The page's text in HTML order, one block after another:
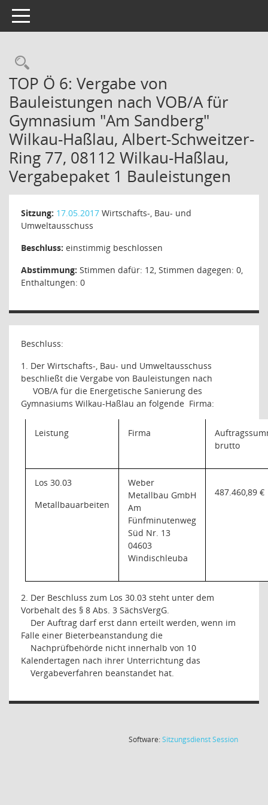
Toggle navigation
TOP Ö 6: Vergabe von
Bauleistungen nach VOB/A für
Gymnasium "Am Sandberg"
Wilkau-Haßlau, Albert-Schweitzer-
Ring 77, 08112 Wilkau-Haßlau,
Vergabepaket 1 Bauleistungen
Sitzung: 17.05.2017 Wirtschafts-, Bau- und
Umweltausschuss
Beschluss: einstimmig beschlossen
Abstimmung: Stimmen dafür: 12, Stimmen dagegen: 0,
Enthaltungen: 0
Beschluss:
1. Der Wirtschafts-, Bau- und Umweltausschuss
beschließt die Vergabe von Bauleistungen nach
VOB/A für die Energetische Sanierung des
Gymnasiums Wilkau-Haßlau an folgende Firma:
Leistung Firma
brutto
Los 30.03
Metallbauarbeiten
Weber
Metallbau GmbH
Am
Fünfminutenweg
Süd Nr. 13
04603
Windischleuba
487.460,89 €
2. Der Beschluss zum Los 30.03 steht unter dem
Vorbehalt des § 8 Abs. 3 SächsVergG.
Der Auftrag darf erst dann erteilt werden, wenn im
Falle einer Bieterbeanstandung die
Nachprüfbehörde nicht innerhalb von 10
Kalendertagen nach ihrer Unterrichtung das
Vergabeverfahren beanstandet hat.
Software:SitzungsdienstSession(Wird in